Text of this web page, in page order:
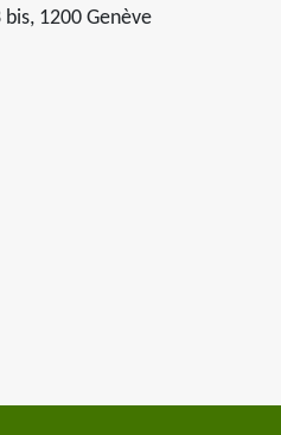
1200 Genève